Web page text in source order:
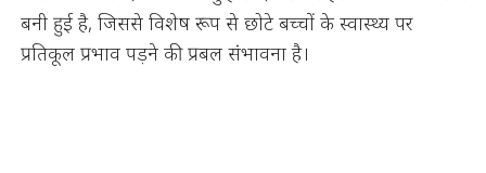
बनी हुई है, जिससे विशेष रूप से छोटे बच्चों के स्वास्थ्य पर
प्रतिकूल प्रभाव पड़ने की प्रबल संभावना है।